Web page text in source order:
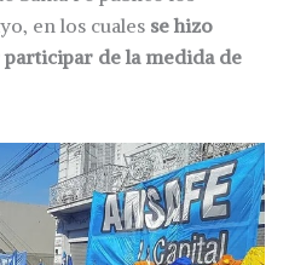
en los cuales se hizo
de la medida de